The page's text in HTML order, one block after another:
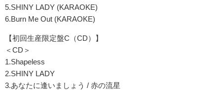
5.SHINY LADY (KARAOKE)
6.Burn Me Out (KARAOKE)
【初回生産限定盤C（CD）】
＜CD＞
1.Shapeless
2.SHINY LADY
3.あなたに逢いましょう / 赤の流星